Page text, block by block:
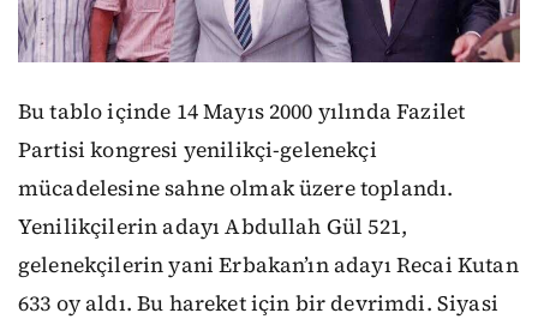
Bu tablo içinde 14 Mayıs 2000 yılında Fazilet
Partisi kongresi yenilikçi-gelenekçi
mücadelesine sahne olmak üzere toplandı.
Yenilikçilerin adayı Abdullah Gül 521,
gelenekçilerin yani Erbakan’ın adayı Recai Kutan
633 oy aldı. Bu hareket için bir devrimdi. Siyasi